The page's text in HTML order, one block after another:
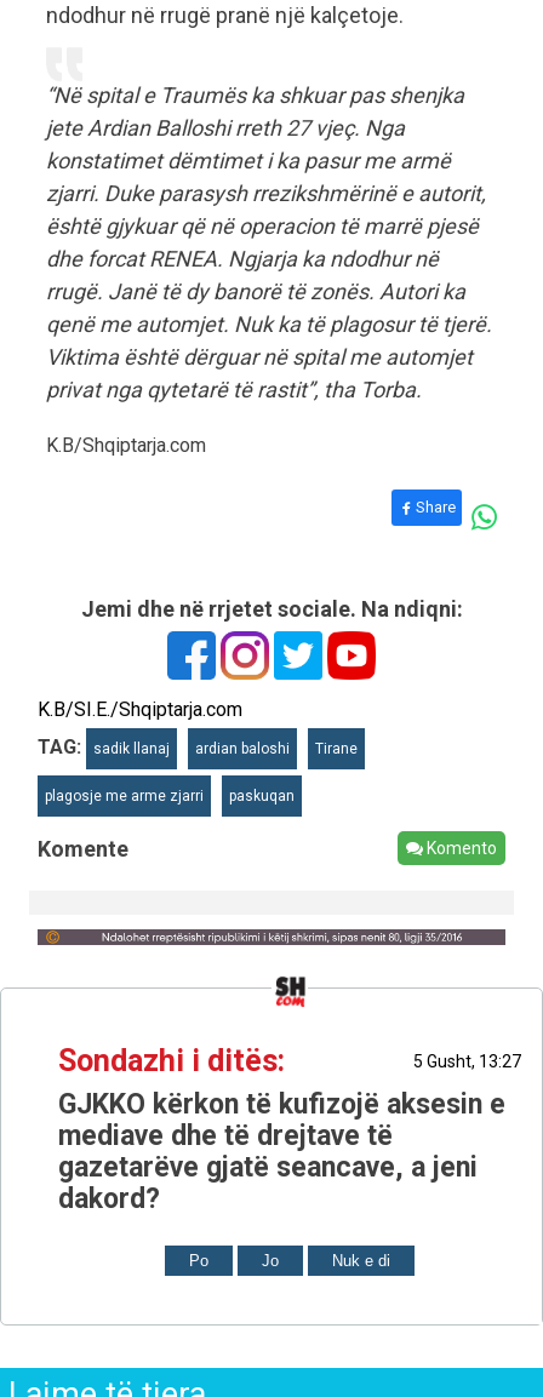
ndodhur në rrugë pranë një kalçetoje.
“Në spital e Traumës ka shkuar pas shenjka
jete Ardian Balloshi rreth 27 vjeç. Nga
konstatimet dëmtimet i ka pasur me armë
zjarri. Duke parasysh rrezikshmërinë e autorit,
është gjykuar që në operacion të marrë pjesë
dhe forcat RENEA. Ngjarja ka ndodhur në
rrugë. Janë të dy banorë të zonës. Autori ka
qenë me automjet. Nuk ka të plagosur të tjerë.
Viktima është dërguar në spital me automjet
privat nga qytetarë të rastit”, tha Torba.
K.B/Shqiptarja.com
Share
Jemi dhe në rrjetet sociale. Na ndiqni:
K.B/SI.E./Shqiptarja.com
TAG:
sadik llanaj ardian baloshi Tirane
plagosje me arme zjarri paskuqan
Komente Komento
Sondazhi i ditës: 5 Gusht, 13:27
GJKKO kërkon të kufizojë aksesin e
mediave dhe të drejtave të
gazetarëve gjatë seancave, a jeni
dakord?
Po Jo Nuk e di